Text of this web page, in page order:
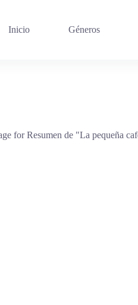
Inicio Géneros